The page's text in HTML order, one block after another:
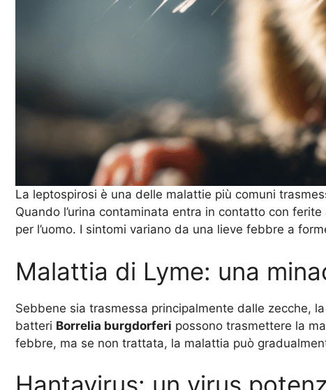
La leptospirosi è una delle malattie più comuni
Quando l’urina contaminata entra in contatto con
per l’uomo. I sintomi variano da una lieve febbre a
Malattia di Lyme: una
Sebbene sia trasmessa principalmente dalle zecche,
batteri Borrelia burgdorferi possono trasmettere la
febbre, ma se non trattata, la malattia può